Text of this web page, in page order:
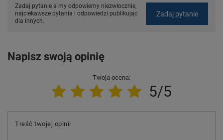
Zadaj pytanie a my odpowiemy niezwłocznie,
najciekawsze pytania i odpowiedzi publikując
dla innych.
Zadaj pytanie
Napisz swoją opinię
Twoja ocena:
5/5
Treść twojej opinii